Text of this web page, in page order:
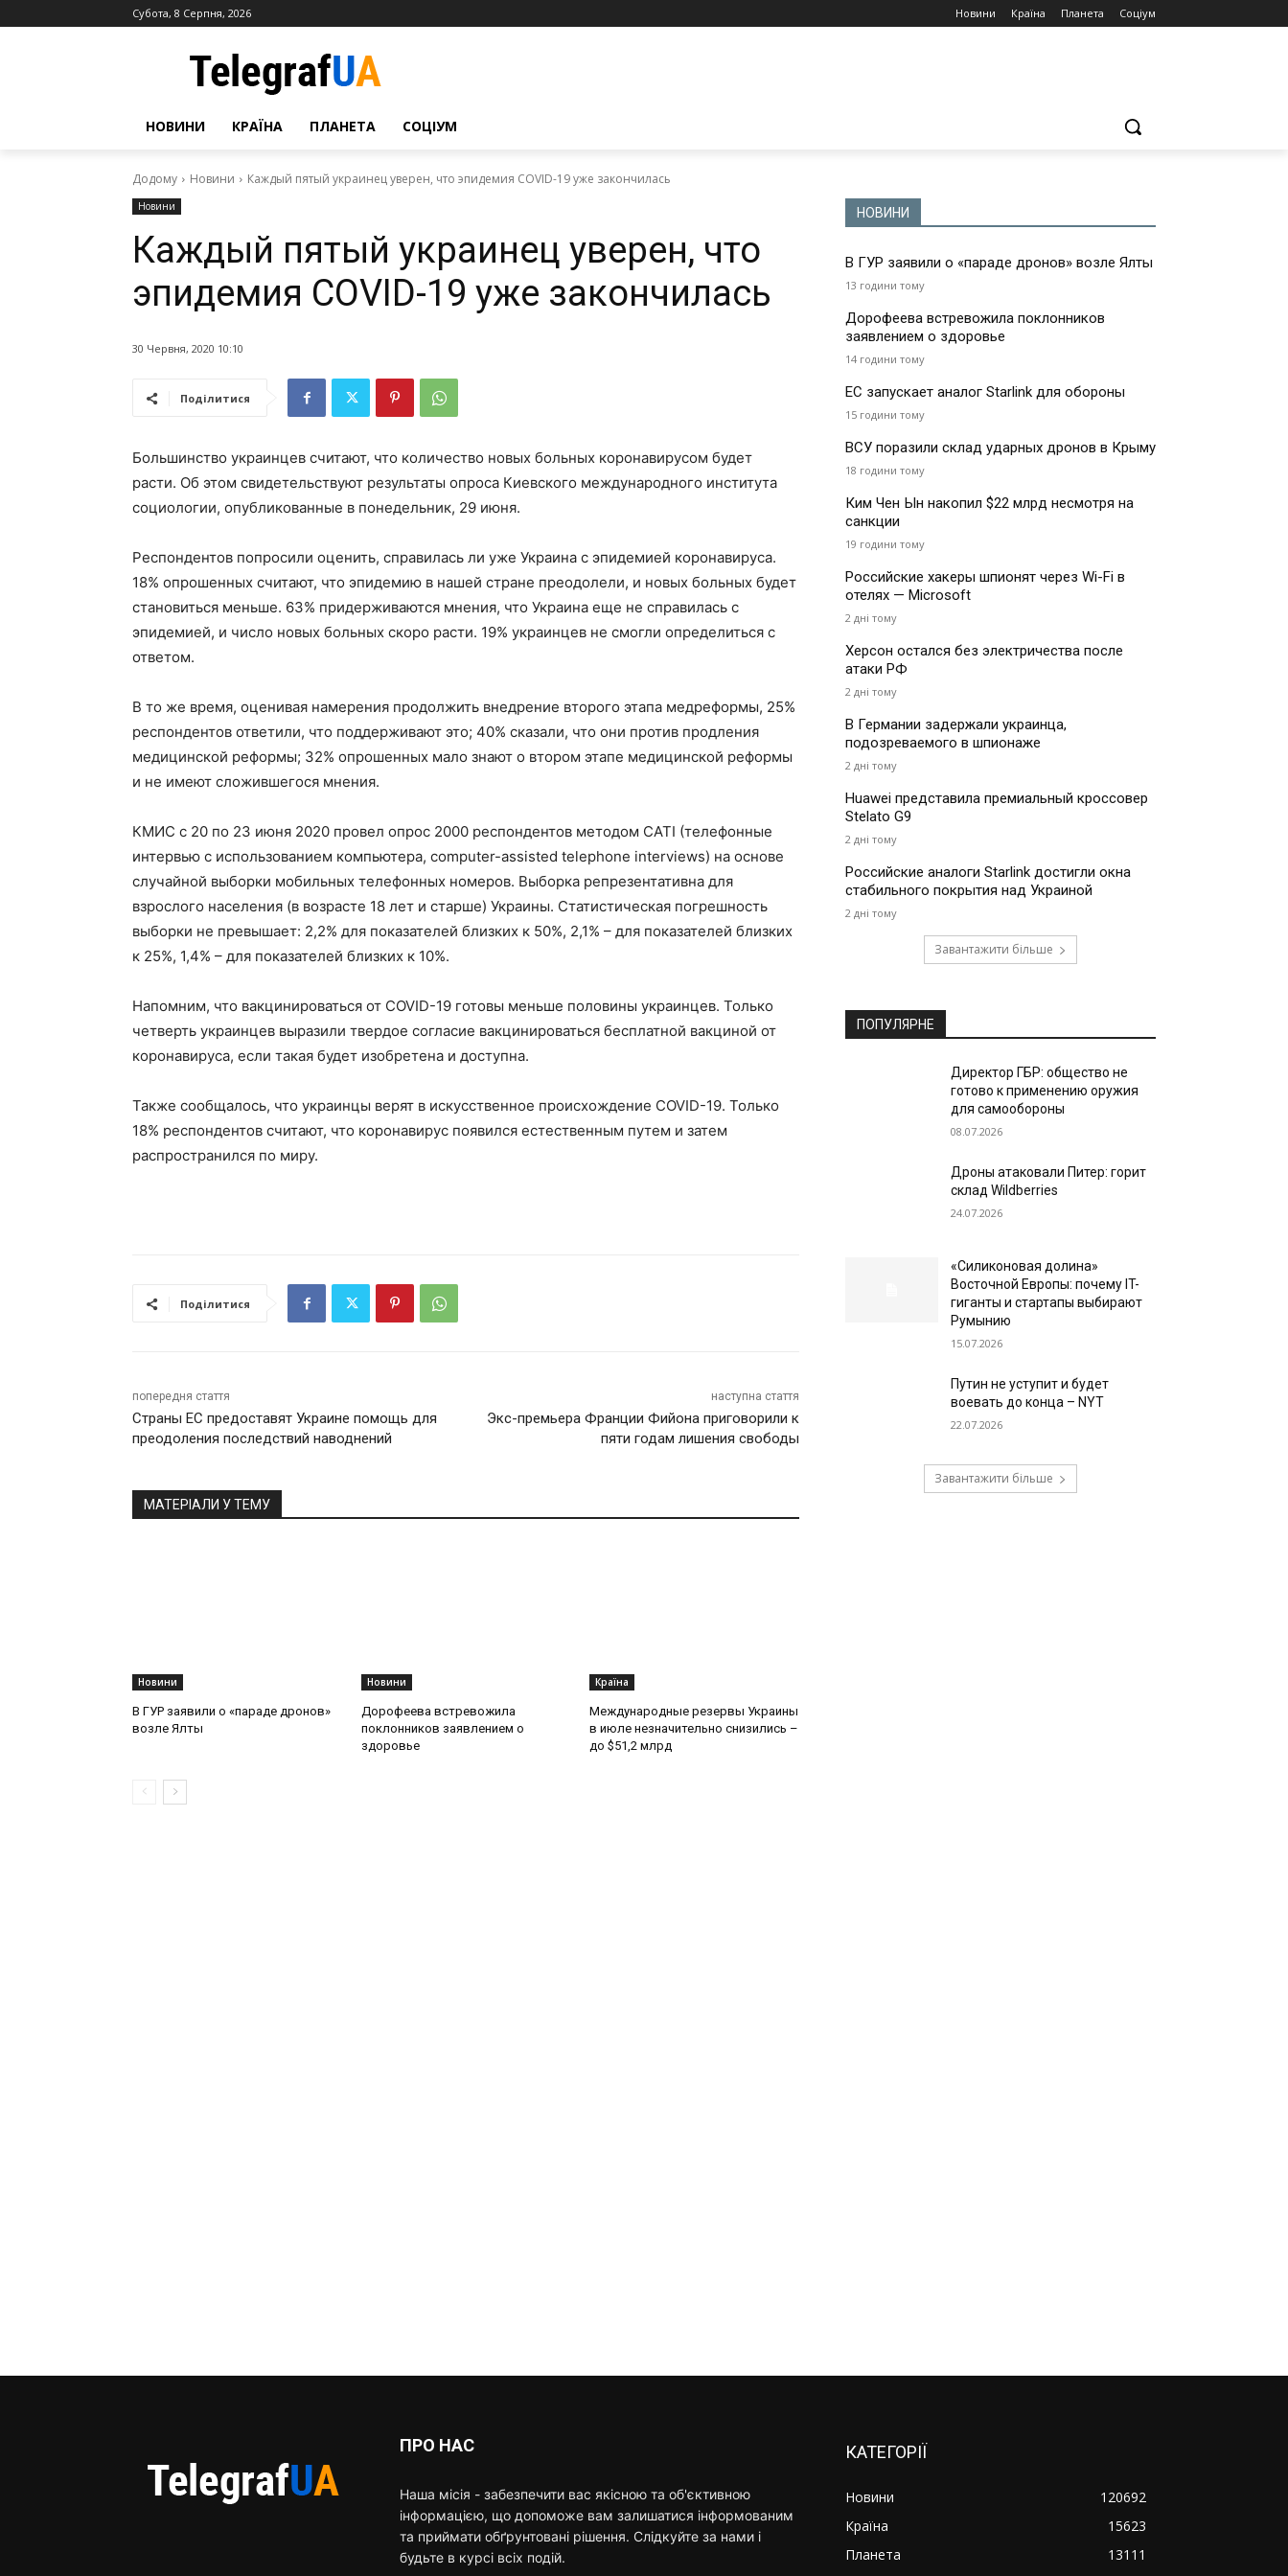
Субота, 8 Серпня, 2026 Новини Країна Планета Соціум
НОВИНИ КРАЇНА ПЛАНЕТА СОЦІУМ
Додому Новини Каждый пятый украинец уверен, что эпидемия COVID-19 уже закончилась
Новини
Каждый пятый украинец уверен, что
эпидемия COVID-19 уже закончилась
30 Червня, 2020 10:10
Поділитися
Большинство украинцев считают, что количество новых больных коронавирусом будет
расти. Об этом свидетельствуют результаты опроса Киевского международного института
социологии, опубликованные в понедельник, 29 июня.
Респондентов попросили оценить, справилась ли уже Украина с эпидемией коронавируса.
18% опрошенных считают, что эпидемию в нашей стране преодолели, и новых больных будет
становиться меньше. 63% придерживаются мнения, что Украина еще не справилась с
эпидемией, и число новых больных скоро расти. 19% украинцев не смогли определиться с
ответом.
В то же время, оценивая намерения продолжить внедрение второго этапа медреформы, 25%
респондентов ответили, что поддерживают это; 40% сказали, что они против продления
медицинской реформы; 32% опрошенных мало знают о втором этапе медицинской реформы
и не имеют сложившегося мнения.
КМИС с 20 по 23 июня 2020 провел опрос 2000 респондентов методом CATI (телефонные
интервью с использованием компьютера, computer-assisted telephone interviews) на основе
случайной выборки мобильных телефонных номеров. Выборка репрезентативна для
взрослого населения (в возрасте 18 лет и старше) Украины. Статистическая погрешность
выборки не превышает: 2,2% для показателей близких к 50%, 2,1% – для показателей близких
к 25%, 1,4% – для показателей близких к 10%.
Напомним, что вакцинироваться от COVID-19 готовы меньше половины украинцев. Только
четверть украинцев выразили твердое согласие вакцинироваться бесплатной вакциной от
коронавируса, если такая будет изобретена и доступна.
Также сообщалось, что украинцы верят в искусственное происхождение COVID-19. Только
18% респондентов считают, что коронавирус появился естественным путем и затем
распространился по миру.
Поділитися
попередня стаття
Страны ЕС предоставят Украине помощь для
преодоления последствий наводнений
наступна стаття
Экс-премьера Франции Фийона приговорили к
пяти годам лишения свободы
МАТЕРІАЛИ У ТЕМУ
Новини
В ГУР заявили о «параде дронов»
возле Ялты
Новини
Дорофеева встревожила
поклонников заявлением о
здоровье
Країна
Международные резервы Украины
в июле незначительно снизились –
до $51,2 млрд
НОВИНИ
В ГУР заявили о «параде дронов» возле Ялты
13 години тому
Дорофеева встревожила поклонников
заявлением о здоровье
14 години тому
ЕС запускает аналог Starlink для обороны
15 години тому
ВСУ поразили склад ударных дронов в Крыму
18 години тому
Ким Чен Ын накопил $22 млрд несмотря на
санкции
19 години тому
Российские хакеры шпионят через Wi-Fi в
отелях — Microsoft
2 дні тому
Херсон остался без электричества после
атаки РФ
2 дні тому
В Германии задержали украинца,
подозреваемого в шпионаже
2 дні тому
Huawei представила премиальный кроссовер
Stelato G9
2 дні тому
Российские аналоги Starlink достигли окна
стабильного покрытия над Украиной
2 дні тому
Завантажити більше
ПОПУЛЯРНЕ
Директор ГБР: общество не
готово к применению оружия
для самообороны
08.07.2026
Дроны атаковали Питер: горит
склад Wildberries
24.07.2026
«Силиконовая долина»
Восточной Европы: почему IT-
гиганты и стартапы выбирают
Румынию
15.07.2026
Путин не уступит и будет
воевать до конца – NYT
22.07.2026
Завантажити більше
ПРО НАС
Наша місія - забезпечити вас якісною та об'єктивною
інформацією, що допоможе вам залишатися інформованим
та приймати обґрунтовані рішення. Слідкуйте за нами і
будьте в курсі всіх подій.
КАТЕГОРІЇ
Новини
120692
Країна
15623
Планета
13111